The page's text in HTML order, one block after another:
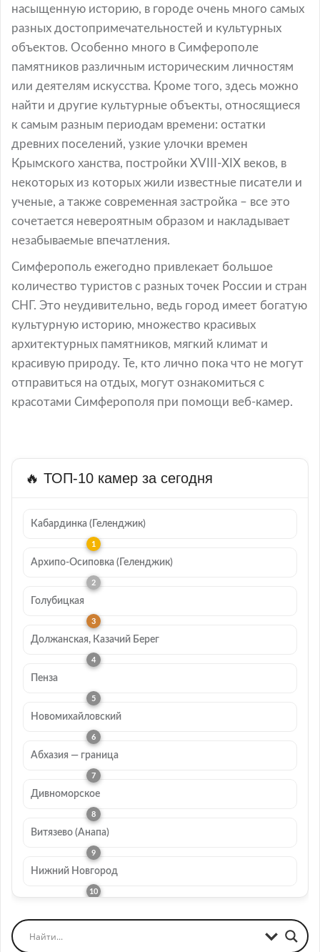
насыщенную историю, в городе очень много самых
разных достопримечательностей и культурных
объектов. Особенно много в Симферополе
памятников различным историческим личностям
или деятелям искусства. Кроме того, здесь можно
найти и другие культурные объекты, относящиеся
к самым разным периодам времени: остатки
древних поселений, узкие улочки времен
Крымского ханства, постройки XVIII-XIX веков, в
некоторых из которых жили известные писатели и
ученые, а также современная застройка – все это
сочетается невероятным образом и накладывает
незабываемые впечатления.
Симферополь ежегодно привлекает большое
количество туристов с разных точек России и стран
СНГ. Это неудивительно, ведь город имеет богатую
культурную историю, множество красивых
архитектурных памятников, мягкий климат и
красивую природу. Те, кто лично пока что не могут
отправиться на отдых, могут ознакомиться с
красотами Симферополя при помощи веб-камер.
🔥 ТОП-10 камер за сегодня
Кабардинка (Геленджик)
Архипо-Осиповка (Геленджик)
Голубицкая
Должанская, Казачий Берег
Пенза
Новомихайловский
Абхазия — граница
Дивноморское
Витязево (Анапа)
Нижний Новгород